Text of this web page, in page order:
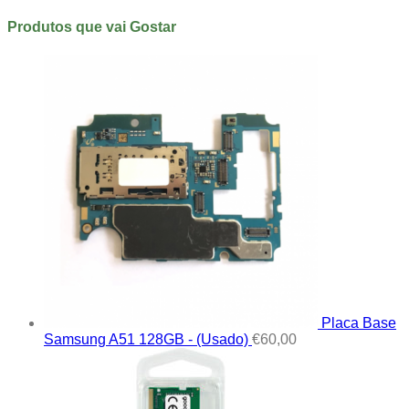
Produtos que vai Gostar
Placa Base
Samsung A51 128GB - (Usado) €60,00